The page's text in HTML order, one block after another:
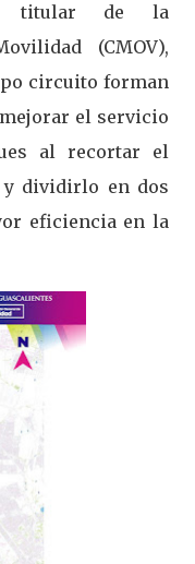
titular de la
(CMOV),
circuito forman
mejorar el servicio
al recortar el
dividirlo en dos
eficiencia en la